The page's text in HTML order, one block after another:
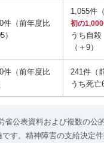
件（前年度比
）
1,055件
初の1,000
うち自
（＋9）
件（前年度比
241件（
うち死亡
省公表資料および複数の公
す。精神障害の支給決定件